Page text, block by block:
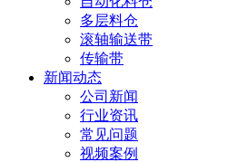
多层料仓
滚轴输送带
传输带
新闻动态
公司新闻
行业资讯
常见问题
视频案例